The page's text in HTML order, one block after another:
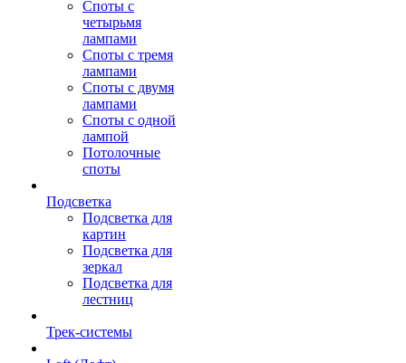
Споты с
четырьмя
лампами
Споты с тремя
лампами
Споты с двумя
лампами
Споты с одной
лампой
Потолочные
споты
Подсветка
Подсветка для
картин
Подсветка для
зеркал
Подсветка для
лестниц
Трек-системы